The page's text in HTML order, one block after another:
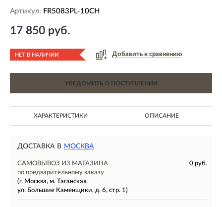
Артикул: FR5083PL-10CH
17 850 руб.
НЕТ В НАЛИЧИИ Добавить к сравнению
УВЕДОМИТЬ О ПОСТУПЛЕНИИ
ХАРАКТЕРИСТИКИ ОПИСАНИЕ
ДОСТАВКА В МОСКВА
САМОВЫВОЗ ИЗ МАГАЗИНА
0 руб.
по предварительному заказу
(г. Москва, м. Таганская,
ул. Большие Каменщики, д. 6, стр. 1)